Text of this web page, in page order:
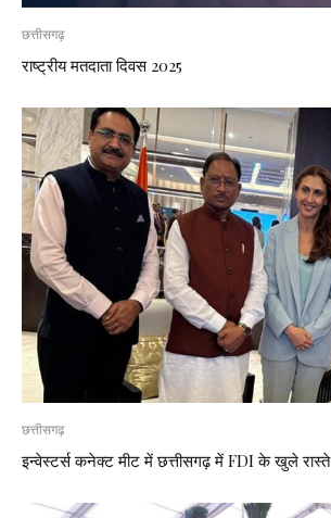
छत्तीसगढ़
राष्ट्रीय मतदाता दिवस 2025
छत्तीसगढ़
इन्वेस्टर्स कनेक्ट मीट में छत्तीसगढ़ में FDI के खुले रास्ते